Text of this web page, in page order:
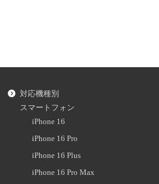
対応機種別
スマートフォン
iPhone 16
iPhone 16 Pro
iPhone 16 Plus
iPhone 16 Pro Max